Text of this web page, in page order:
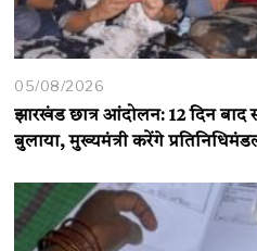
05/08/2026
झारखंड छात्र आंदोलन: 12 दिन बाद
बुलाया, मुख्यमंत्री करेंगे